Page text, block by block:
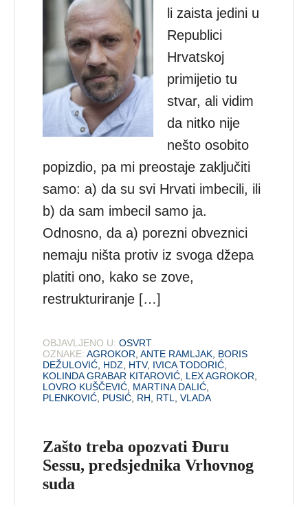
li zaista jedini u
Republici
Hrvatskoj
primijetio tu
stvar, ali vidim
da nitko nije
nešto osobito
popizdio, pa mi preostaje zaključiti
samo: a) da su svi Hrvati imbecili, ili
b) da sam imbecil samo ja.
Odnosno, da a) porezni obveznici
nemaju ništa protiv iz svoga džepa
platiti ono, kako se zove,
restrukturiranje […]
OBJAVLJENO U: OSVRT
OZNAKE: AGROKOR ,ANTE RAMLJAK BORIS
DEŽULOVIĆ HDZ HTV, IVICA TODORIĆ
KOLINDA GRABAR KITAROVIĆ LEX AGROKOR
LOVRO KUŠČEVIĆ MARTINA DALIĆ
PLENKOVIĆ PUSIĆ RH RTL ,VLADA
Zašto treba opozvati Đuru
Sessu, predsjednika Vrhovnog
suda